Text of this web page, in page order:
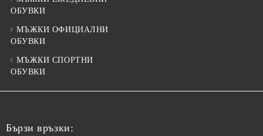
ОБУВКИ
МЪЖКИ ОФИЦИАЛНИ
ОБУВКИ
МЪЖКИ СПОРТНИ
ОБУВКИ
Бързи връзки: